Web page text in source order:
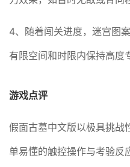
4、随着闯关进度，迷宫图
有限空间和时限内保持高度
游戏点评
假面古墓中文版以极具挑战
单易懂的触控操作与考验反